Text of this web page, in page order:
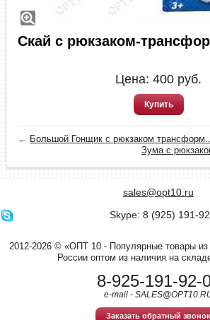
Скай с рюкзаком-
Цена: 400 руб.
Купить
← Большой Гонщик с рюкзаком
Зума с
sales@opt10.ru
Skype: 8 (925) 191-
2012-2026 © «ОПТ 10 - Популярные товары
России оптом из наличия на
8-925-191-92-
e-mail -
Заказать обратный звонок